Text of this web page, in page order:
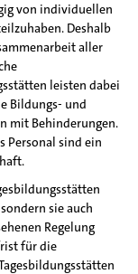
von individuellen
Deshalb
aller
leisten dabei
Bildungs- und
mit Behinderungen.
Personal sind ein
sie auch
Regelung
für die